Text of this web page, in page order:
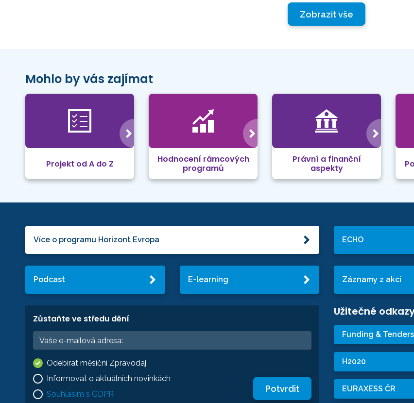
Zobrazit vše
Mohlo by vás zajímat
Projekt od A do Z
Hodnocení rámcových
programů
Právní a finanční
aspekty
Více o programu Horizont Evropa
Podcast E-learning
Zůstaňte ve středu dění
Odebírat měsíční Zpravodaj
Informovat o aktuálních novinkách
Souhlasím s GDPR
Potvrdit
ECHO
Záznamy z akcí
Užitečné
Funding &
H2020
EURAXESS ČR